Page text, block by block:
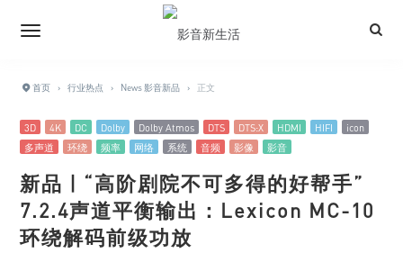
首页 › 行业热点 › News 影音新品 › 正文
3D 4K DC Dolby Dolby Atmos DTS DTS:X HDMI HIFI
icon
多声道
环绕 频率 网络 系统 音频 影像 影音
新品 | “高阶剧院不可多得的好帮手”
7.2.4声道平衡输出：Lexicon MC-10
环绕解码前级功放